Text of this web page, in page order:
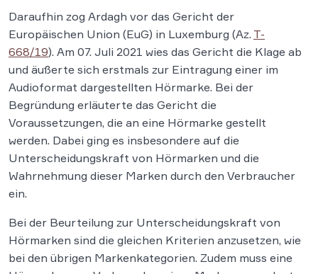
Daraufhin zog Ardagh vor das Gericht der
Europäischen Union (EuG) in Luxemburg (Az. T-
668/19). Am 07. Juli 2021 wies das Gericht die Klage ab
und äußerte sich erstmals zur Eintragung einer im
Audioformat dargestellten Hörmarke. Bei der
Begründung erläuterte das Gericht die
Voraussetzungen, die an eine Hörmarke gestellt
werden. Dabei ging es insbesondere auf die
Unterscheidungskraft von Hörmarken und die
Wahrnehmung dieser Marken durch den Verbraucher
ein.
Bei der Beurteilung zur Unterscheidungskraft von
Hörmarken sind die gleichen Kriterien anzusetzen, wie
bei den übrigen Markenkategorien. Zudem muss eine